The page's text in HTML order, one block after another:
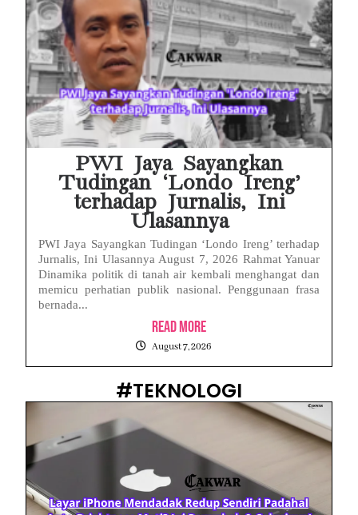
PWI Jaya Sayangkan
Tudingan ‘Londo Ireng’
terhadap Jurnalis, Ini
Ulasannya
PWI Jaya Sayangkan Tudingan ‘Londo Ireng’ terhadap
Jurnalis, Ini Ulasannya August 7, 2026 Rahmat Yanuar
Dinamika politik di tanah air kembali menghangat dan
memicu perhatian publik nasional. Penggunaan frasa
bernada...
Read More
August 7, 2026
#TEKNOLOGI